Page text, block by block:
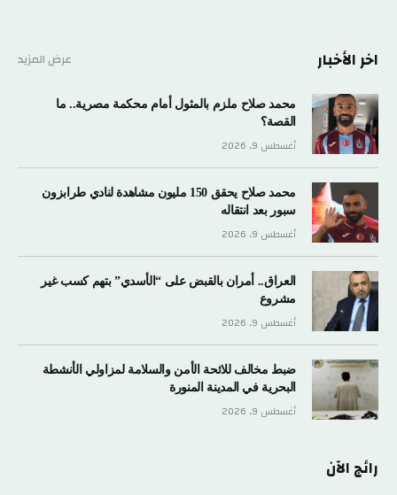
اخر الأخبار عرض المزيد
محمد صلاح ملزم بالمثول أمام محكمة مصرية.. ما
القصة؟
أغسطس 9, 2026
محمد صلاح يحقق 150 مليون مشاهدة لنادي طرابزون
سبور بعد انتقاله
أغسطس 9, 2026
العراق.. أمران بالقبض على “الأسدي” بتهم كسب غير
مشروع
أغسطس 9, 2026
ضبط مخالف للائحة الأمن والسلامة لمزاولي الأنشطة
البحرية في المدينة المنورة
أغسطس 9, 2026
رائج الآن